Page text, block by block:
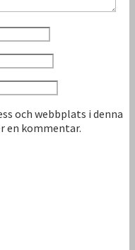
och webbplats i denna
en kommentar.